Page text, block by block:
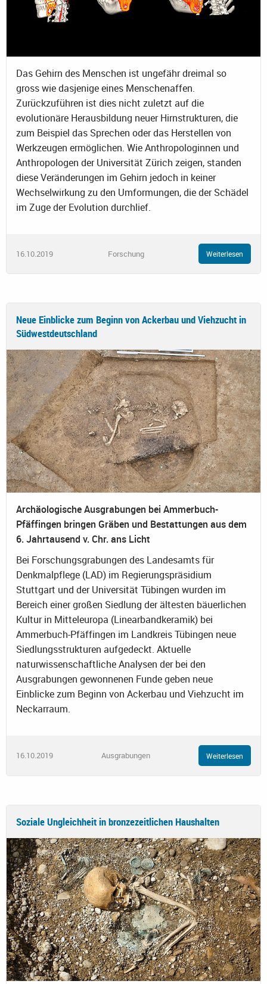
Das Gehirn des Menschen ist ungefähr dreimal so
gross wie dasjenige eines Menschenaffen.
Zurückzuführen ist dies nicht zuletzt auf die
evolutionäre Herausbildung neuer Hirnstrukturen, die
zum Beispiel das Sprechen oder das Herstellen von
Werkzeugen ermöglichen. Wie Anthropologinnen und
Anthropologen der Universität Zürich zeigen, standen
diese Veränderungen im Gehirn jedoch in keiner
Wechselwirkung zu den Umformungen, die der Schädel
im Zuge der Evolution durchlief.
16.10.2019 Forschung Weiterlesen
Neue Einblicke zum Beginn von Ackerbau und Viehzucht in
Südwestdeutschland
Archäologische Ausgrabungen bei Ammerbuch-
Pfäffingen bringen Gräben und Bestattungen aus dem
6. Jahrtausend v. Chr. ans Licht
Bei Forschungsgrabungen des Landesamts für
Denkmalpflege (LAD) im Regierungspräsidium
Stuttgart und der Universität Tübingen wurden im
Bereich einer großen Siedlung der ältesten bäuerlichen
Kultur in Mitteleuropa (Linearbandkeramik) bei
Ammerbuch-Pfäffingen im Landkreis Tübingen neue
Siedlungsstrukturen aufgedeckt. Aktuelle
naturwissenschaftliche Analysen der bei den
Ausgrabungen gewonnenen Funde geben neue
Einblicke zum Beginn von Ackerbau und Viehzucht im
Neckarraum.
16.10.2019 Ausgrabungen Weiterlesen
Soziale Ungleichheit in bronzezeitlichen Haushalten